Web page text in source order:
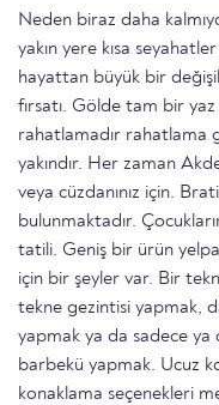
Neden biraz daha
yakın yere kısa
hayattan büyük bir
fırsatı. Gölde tam bir
rahatlamadır rahatlama
yakındır. Her zaman
veya cüzdanınız için.
bulunmaktadır.
tatili. Geniş bir ürün
için bir şeyler var. Bir
tekne gezintisi yapmak,
yapmak ya da sadece
barbekü yapmak. Ucuz
konaklama seçenekleri